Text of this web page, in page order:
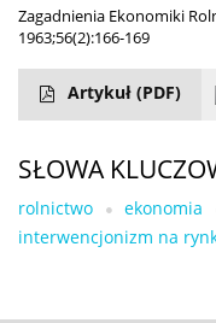
Zagadnienia Ekonomiki
1963;56(2):166-169
Artykuł (PDF)
SŁOWA
rolnictwo ekonomia
interwencjonizm na